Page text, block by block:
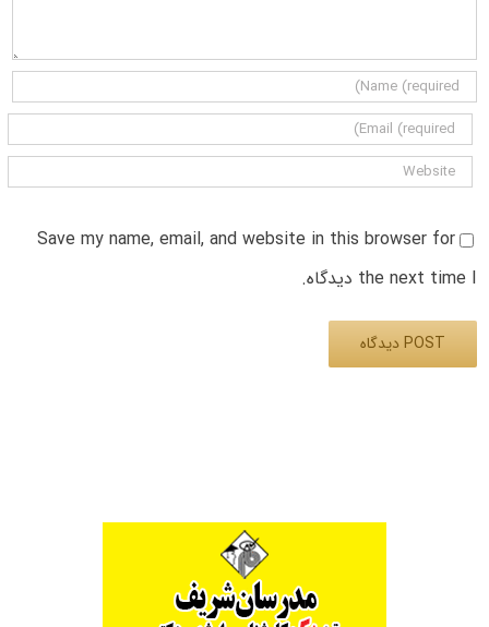
Save my name, email, and website in this browser for
the next time I دیدگاه.